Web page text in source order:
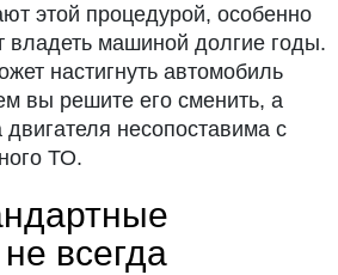
этой процедурой, особенно
владеть машиной долгие годы.
настигнуть автомобиль
вы решите его сменить, а
двигателя несопоставима с
ТО.
всегда